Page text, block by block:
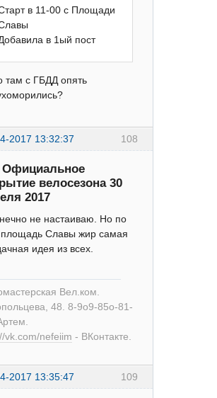
в 11-00 с Площади
в 1ый пост
там с ГБДД опять
108
2017 13:32:37
Официальное
велосезона 30
2017
не настаиваю. Но по
Славы жир самая
идея из всех.
Вел.ком.
48. 8-9о9-85о-81-
vk.com/nefeiim - ВКонтакте.
109
2017 13:35:47